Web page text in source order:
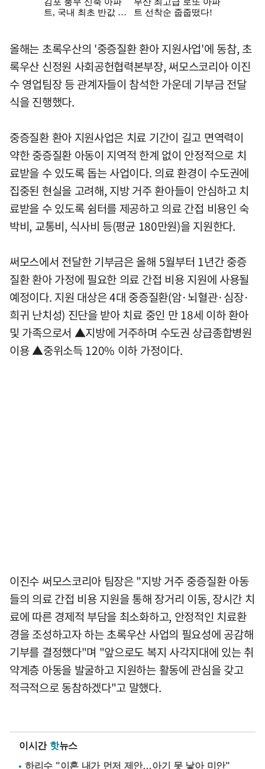
올해는 초록우산의 '중증질환 환아 지원사업'에 동참, 초
록우산 신정원 사회공헌협력본부장, 써모스코리아 이진
수 영업팀장 등 관계자들이 참석한 가운데 기부금 전달
식을 진행했다.
중증질환 환아 지원사업은 치료 기간이 길고 면역력이
약한 중증질환 아동이 지역적 한계 없이 안정적으로 치
료받을 수 있도록 돕는 사업이다. 의료 환경이 수도권에
집중된 현실을 고려해, 지방 거주 환아들이 안심하고 치
료받을 수 있도록 쉼터를 제공하고 의료 간접 비용인 숙
박비, 교통비, 식사비 등(평균 180만원)을 지원한다.
써모스에서 전달한 기부금은 올해 5월부터 1년간 중증
질환 환아 가정에 필요한 의료 간접 비용 지원에 사용될
예정이다. 지원 대상은 4대 중증질환(암·뇌혈관·심장·
희귀 난치성) 진단을 받아 치료 중인 만 18세 이하 환아
및 가족으로서 ▲지방에 거주하며 수도권 상급종합병원
이용 ▲중위소득 120% 이하 가정이다.
이진수 써모스코리아 팀장은 "지방 거주 중증질환 아동
들의 의료 간접 비용 지원을 통해 장거리 이동, 장시간 치
료에 따른 경제적 부담을 최소화하고, 안정적인 치료환
경을 조성하고자 하는 초록우산 사업의 필요성에 공감해
기부를 결정했다"며 "앞으로도 복지 사각지대에 있는 취
약계층 아동을 발굴하고 지원하는 활동에 관심을 갖고
적극적으로 동참하겠다"고 말했다.
이시간 핫뉴스
하리수 "이혼 내가 먼저 제안…아기 못 낳아 미안"